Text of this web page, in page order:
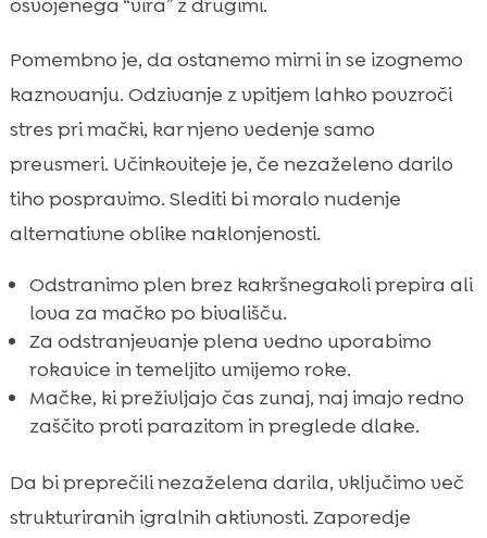
osvojenega “vira” z drugimi.
Pomembno je, da ostanemo mirni in se izognemo
kaznovanju. Odzivanje z vpitjem lahko povzroči
stres pri mački, kar njeno vedenje samo
preusmeri. Učinkoviteje je, če nezaželeno darilo
tiho pospravimo. Slediti bi moralo nudenje
alternativne oblike naklonjenosti.
Odstranimo plen brez kakršnegakoli prepira ali
lova za mačko po bivališču.
Za odstranjevanje plena vedno uporabimo
rokavice in temeljito umijemo roke.
Mačke, ki preživljajo čas zunaj, naj imajo redno
zaščito proti parazitom in preglede dlake.
Da bi preprečili nezaželena darila, vključimo več
strukturiranih igralnih aktivnosti. Zaporedje